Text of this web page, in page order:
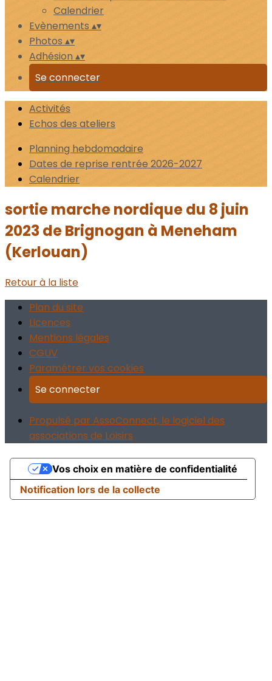
Calendrier
Evènements ▴▾
Photos ▴▾
Adhésion▴▾
Se connecter
Activités
Echos des ateliers
Planning hebdomadaire
Dates de reprise rentrée 2026-2027
Calendrier
sortie marche nordique du 8 juin
2023 de Brignogan à Meneham
(Kerlouan)
Retour à la liste
Plan du site
Licences
Mentions légales
CGUV
Paramétrer vos cookies
Se connecter
Propulsé par AssoConnect, le logiciel des
associations de Loisirs
Notification lors de la collecte
Vos choix en matière de confidentialité